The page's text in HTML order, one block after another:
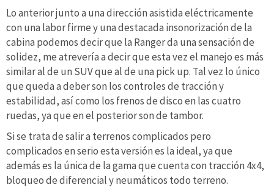
Lo anterior junto a una dirección asistida eléctricamente
con una labor firme y una destacada insonorización de la
cabina podemos decir que la Ranger da una sensación de
solidez, me atrevería a decir que esta vez el manejo es más
similar al de un SUV que al de una pick up. Tal vez lo único
que queda a deber son los controles de tracción y
estabilidad, así como los frenos de disco en las cuatro
ruedas, ya que en el posterior son de tambor.
Si se trata de salir a terrenos complicados pero
complicados en serio esta versión es la ideal, ya que
además es la única de la gama que cuenta con tracción 4x4,
bloqueo de diferencial y neumáticos todo terreno.